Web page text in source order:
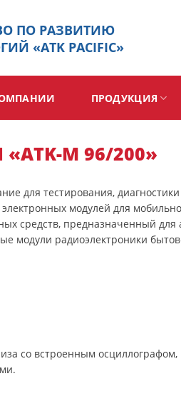
ПО РАЗВИТИЮ
«ATK PACIFIC»
ПРОДУКЦИЯ
M 96/200»
для тестирования,
модулей для
средств, предназначенный для
модули радиоэлектроники
со встроенным